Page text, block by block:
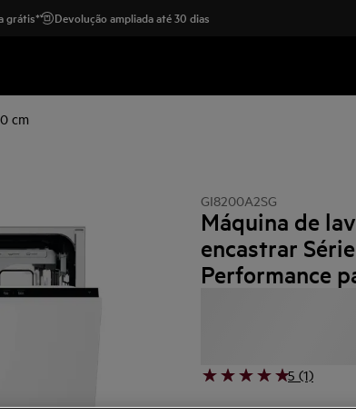
grátis* Devolução ampliada até 30 dias
cm
GI8200A2SG
Máquina de
encastrar
Performance
5 (1)